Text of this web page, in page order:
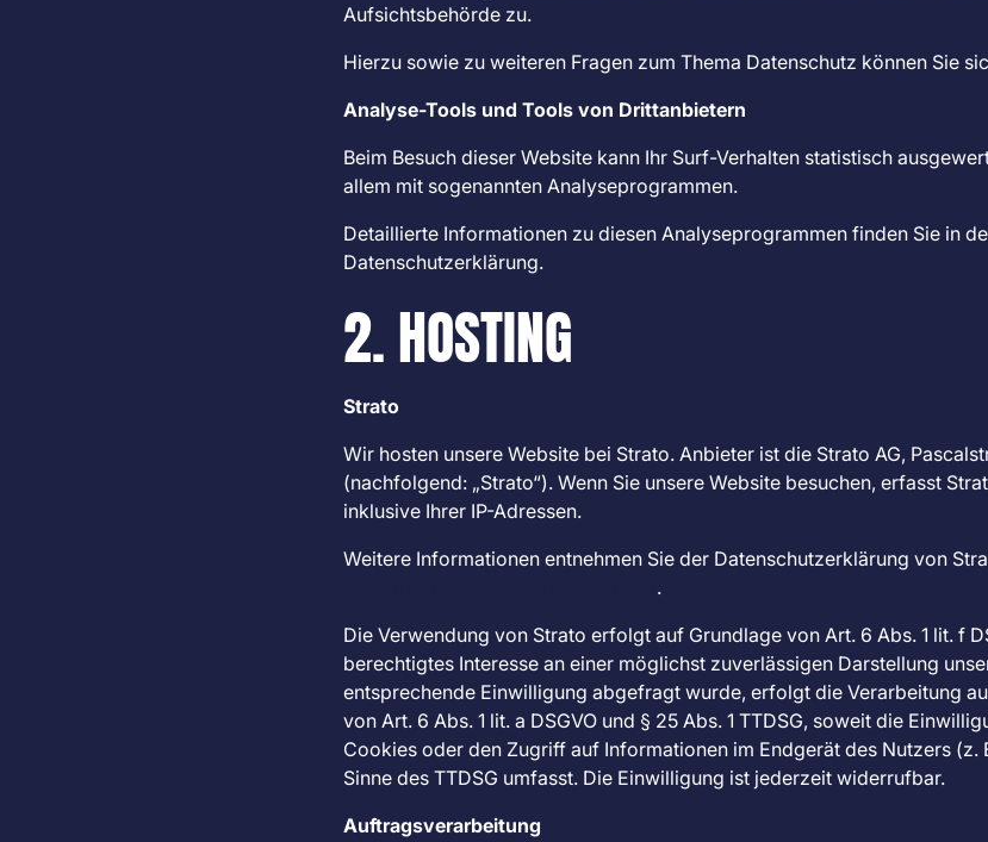
Aufsichtsbehörde zu.
Hierzu sowie zu weiteren Fragen zum Thema Datenschutz können Sie
Analyse-Tools und Tools von Dritt­anbietern
Beim Besuch dieser Website kann Ihr Surf-Verhalten statistisch
allem mit sogenannten Analyseprogrammen.
Detaillierte Informationen zu diesen Analyseprogrammen finden Sie in
Datenschutzerklärung.
2. HOSTING
Strato
Wir hosten unsere Website bei Strato. Anbieter ist die Strato AG,
(nachfolgend: „Strato“). Wenn Sie unsere Website besuchen, erfasst
inklusive Ihrer IP-Adressen.
Weitere Informationen entnehmen Sie der Datenschutzerklärung von
.
Die Verwendung von Strato erfolgt auf Grundlage von Art. 6 Abs. 1 lit. f
berechtigtes Interesse an einer möglichst zuverlässigen Darstellung
entsprechende Einwilligung abgefragt wurde, erfolgt die Verarbeitung
von Art. 6 Abs. 1 lit. a DSGVO und § 25 Abs. 1 TTDSG, soweit die
Cookies oder den Zugriff auf Informationen im Endgerät des Nutzers (z.
Sinne des TTDSG umfasst. Die Einwilligung ist jederzeit widerrufbar.
Auftragsverarbeitung